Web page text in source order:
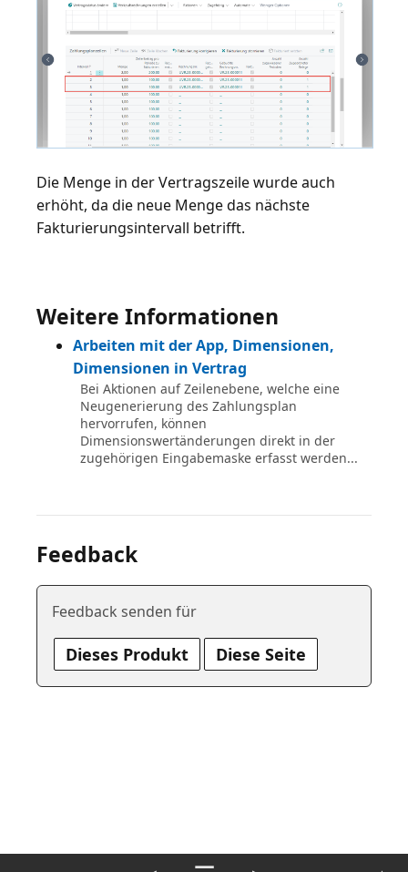
Die Menge in der Vertragszeile wurde auch
erhöht, da die neue Menge das nächste
Fakturierungsintervall betrifft.
Weitere Informationen
Arbeiten mit der App, Dimensionen,
Dimensionen in Vertrag
Bei Aktionen auf Zeilenebene, welche eine
Neugenerierung des Zahlungsplan
hervorrufen, können
Dimensionswertänderungen direkt in der
zugehörigen Eingabemaske erfasst werden...
Feedback
Feedback senden für
Dieses Produkt Diese Seite